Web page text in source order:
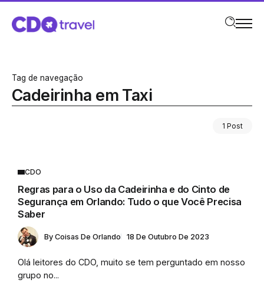
Tag de navegação
Cadeirinha em Taxi
1 Post
CDO
Regras para o Uso da Cadeirinha e do Cinto de
Segurança em Orlando: Tudo o que Você Precisa
Saber
By Coisas De Orlando 18 De Outubro De 2023
Olá leitores do CDO, muito se tem perguntado em nosso
grupo no...